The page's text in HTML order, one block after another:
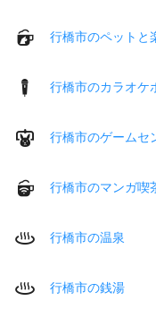
行橋市のペットと
行橋市のカラオケ
行橋市のゲームセ
行橋市のマンガ喫
行橋市の温泉
行橋市の銭湯